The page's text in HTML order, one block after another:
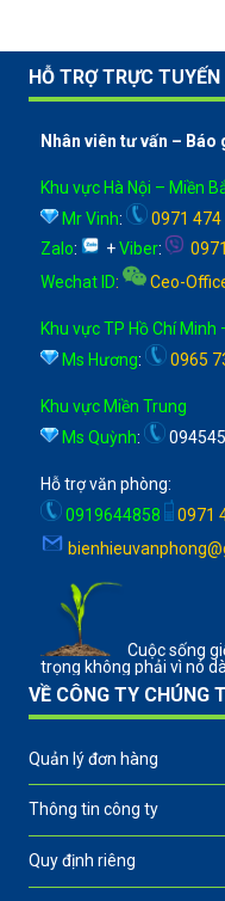
HỖ TRỢ TRỰC TUYẾN
Nhân viên tư vấn – Báo
Khu vực Hà Nội – Miền
Mr Vinh:
0971 474
Zalo: +Viber:
Wechat ID: Ceo-
Khu vực TP Hồ Chí Minh
Ms Hương: 0965
Khu vực Miền Trung
Ms Quỳnh:
Hỗ trợ văn phòng:
0919644858
0971
Cuộc sống
trọng không phải vì nó
VỀ CÔNG TY CHÚNG
Quản lý đơn hàng
Thông tin công ty
Quy định riêng